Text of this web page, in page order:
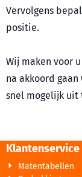
Vervolgens
positie.
Wij maken voor
na akkoord
snel mogelijk uit
Klantenservice
Matentabellen